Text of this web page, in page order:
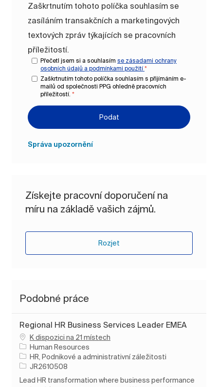
Zaškrtnutím tohoto políčka souhlasím se
zasíláním transakčních a marketingových
textových zpráv týkajících se pracovních
příležitostí.
Přečetl jsem si a souhlasím se zásadami ochrany
osobních údajů a podmínkami použití *
Zaškrtnutím tohoto políčka souhlasím s přijímáním e-
mailů od společnosti PPG ohledně pracovních
příležitostí. *
Podat
Správa upozornění
Získejte pracovní doporučení na
míru na základě vašich zájmů.
Rozjet
Podobné práce
Regional HR Business Services Leader EMEA
K dispozici na 21 místech
Human Resources
Kategorie
HR, Podnikové a administrativní záležitosti
ID úlohy
JR2610508
Lead HR transformation where business performance